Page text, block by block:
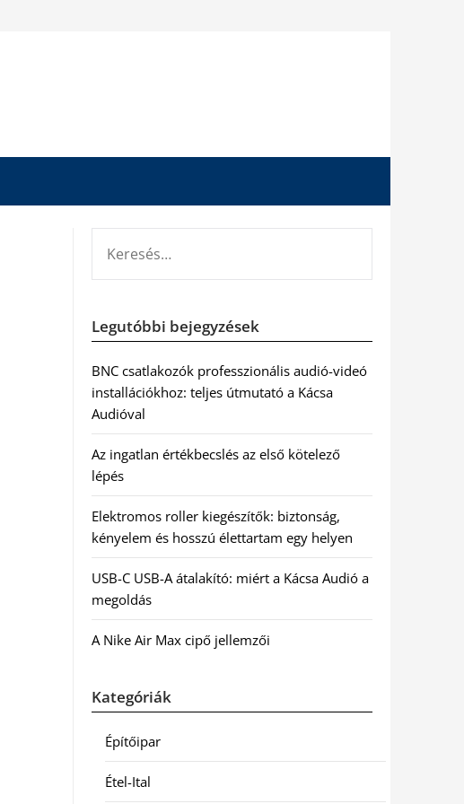
Legutóbbi bejegyzések
BNC csatlakozók professzionális audió-videó
installációkhoz: teljes útmutató a Kácsa
Audióval
Az ingatlan értékbecslés az első kötelező
lépés
Elektromos roller kiegészítők: biztonság,
kényelem és hosszú élettartam egy helyen
USB-C USB-A átalakító: miért a Kácsa Audió a
megoldás
A Nike Air Max cipő jellemzői
Kategóriák
Építőipar
Étel-Ital